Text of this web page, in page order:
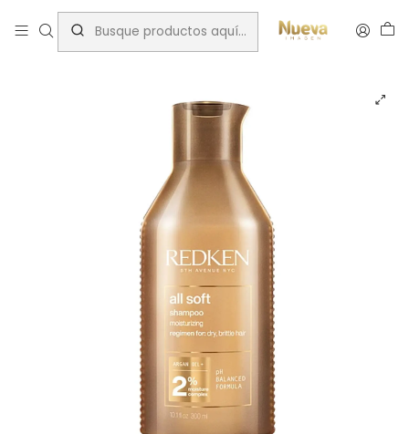
Inicio Tratamientos capilares Marcas
REDKEN ALL SOFT SHAMPO 300ML